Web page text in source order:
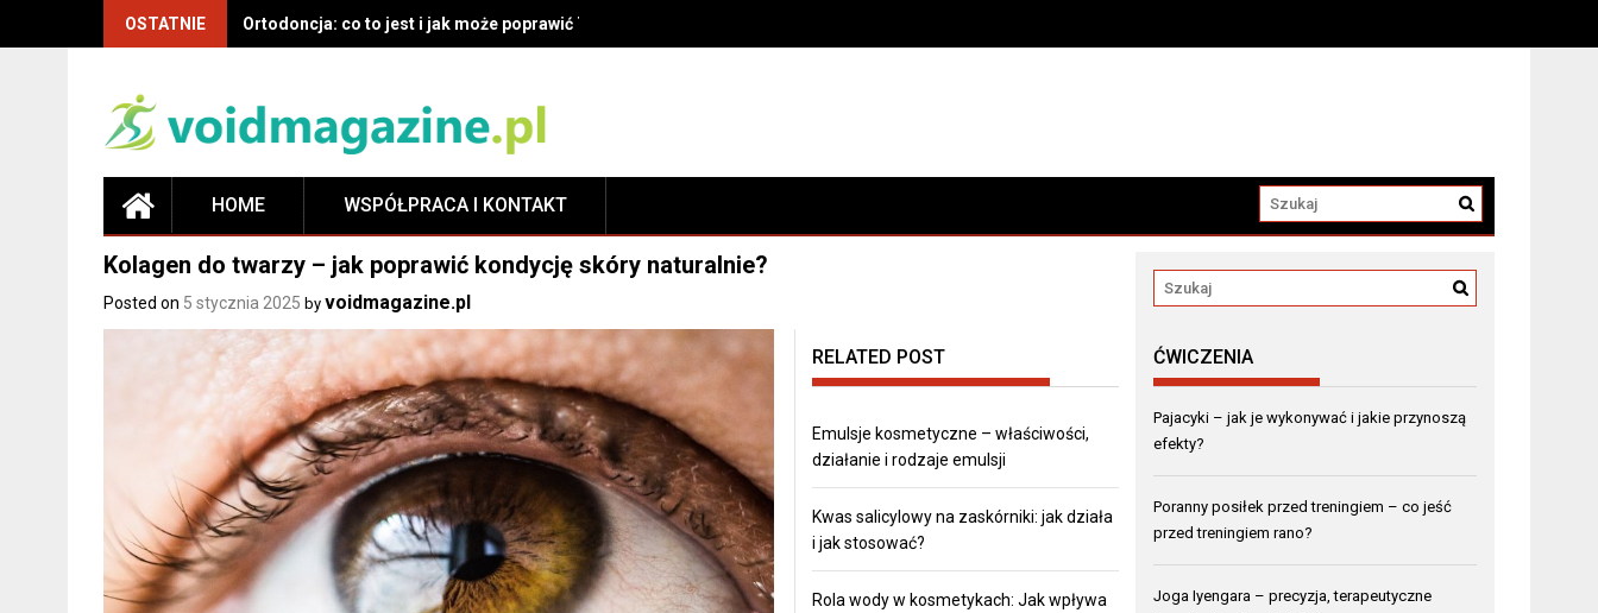
OSTATNIE Co musisz wiedzieć o ortodoncji: definicje, metody i korzyści dla Twojego uśmiechu
HOME WSPÓŁPRACA I KONTAKT
Kolagen do twarzy – jak poprawić kondycję skóry naturalnie?
Posted on 5 stycznia 2025 by voidmagazine.pl
RELATED POST
Emulsje kosmetyczne – właściwości,
działanie i rodzaje emulsji
Kwas salicylowy na zaskórniki: jak działa
i jak stosować?
Rola wody w kosmetykach: Jak wpływa
ĆWICZENIA
Pajacyki – jak je wykonywać i jakie przynoszą
efekty?
Poranny posiłek przed treningiem – co jeść
przed treningiem rano?
Joga Iyengara – precyzja, terapeutyczne